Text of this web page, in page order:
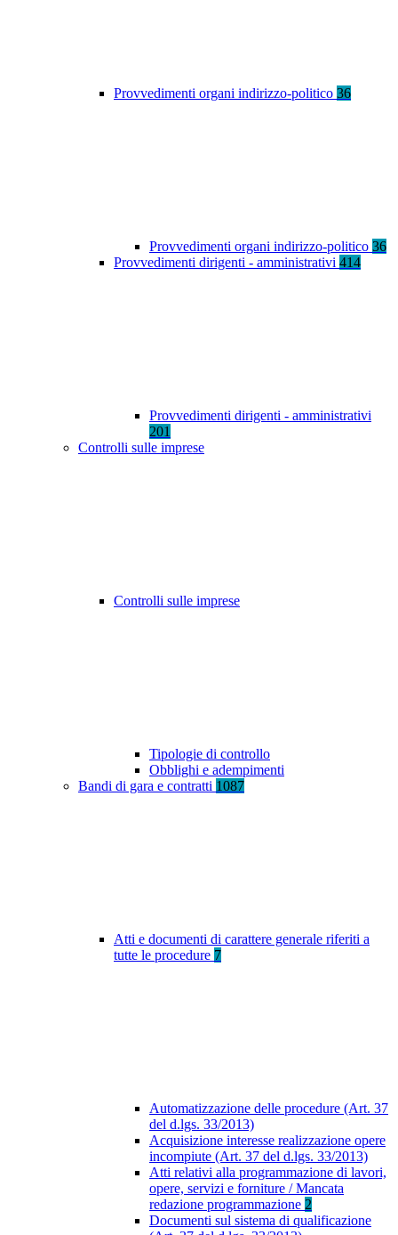
Provvedimenti organi indirizzo-politico 36
Provvedimenti organi indirizzo-politico 36
Provvedimenti dirigenti - amministrativi 414
Provvedimenti dirigenti - amministrativi
201
Controlli sulle imprese
Controlli sulle imprese
Tipologie di controllo
Obblighi e adempimenti
Bandi di gara e contratti 1087
Atti e documenti di carattere generale riferiti a
tutte le procedure 7
Automatizzazione delle procedure (Art. 37
del d.lgs. 33/2013)
Acquisizione interesse realizzazione opere
incompiute (Art. 37 del d.lgs. 33/2013)
Atti relativi alla programmazione di lavori,
opere, servizi e forniture / Mancata
redazione programmazione 2
Documenti sul sistema di qualificazione